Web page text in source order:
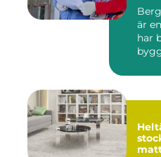
är
har
stockholm